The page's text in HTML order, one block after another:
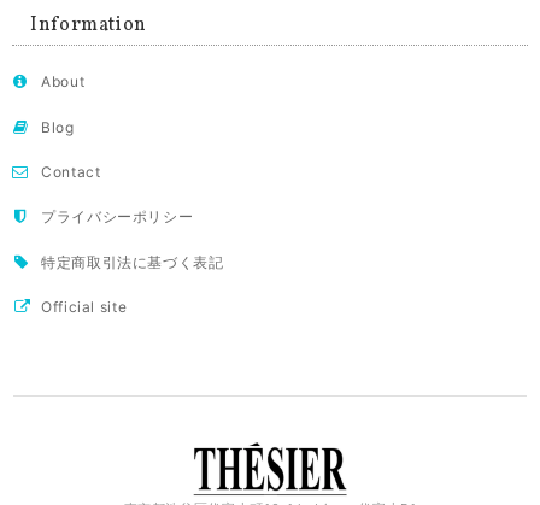
Information
About
Blog
Contact
プライバシーポリシー
特定商取引法に基づく表記
Official site